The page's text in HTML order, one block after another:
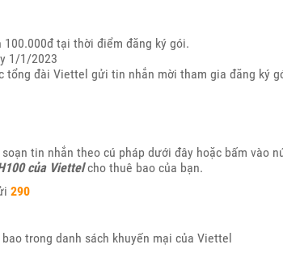
tại thời điểm đăng ký gói.
1/1/2023
tổng đài Viettel gửi tin nhắn mời tham gia đăng ký
tin nhắn theo cú pháp dưới đây hoặc bấm vào
của Viettelcho thuê bao của bạn.
290
trong danh sách khuyến mại của Viettel